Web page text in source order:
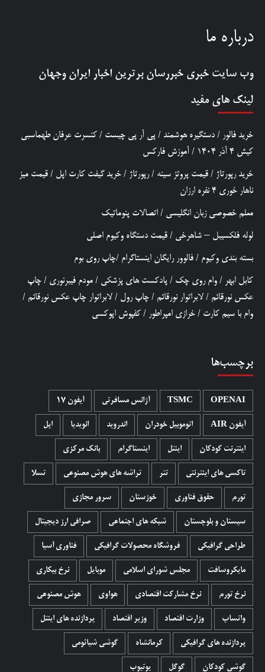
درباره ما
وب سایت خبری خبررسان برترین اخبار ایران وجهان
لینک های مفید
خرید فالور / دستگیره هوشمند / پی آر پی چیست / کنسرت عرفان طهماسبی
کیش 4 آذر 1404
/ آموزش فارکس
خرید رپورتاژ / قیمت پروتز سینه /رپورتاژ / خرید گیفت کارت اپل / قیمت میز
ناهار خوری 4 نفره ارزان
معلم خصوصی زبان انگلیسی / اتصالات پنوماتیک
لوله فلکسیبل – شاهرخی / قیمت دستگاه وکیوم اصلی
بسته بندی وکیوم / فالوور رایگان اینستاگرام /چاپ روی بوم
کابل ابهر / وام روی چک / پادکست های پزشکی / مودم فیبرنوری / چاپ
عکس نورقائم / لابراتوار نورقائم / چاپ رول / لابراتوار چاپ عکس نورقائم /
وام با سیم کارت / خرازی امپراطور / کفپوش اپوکسی
برچسب‌ها
OPENAI
TSMC آژانس مسافرتی آیفون 17
آیفون AIR اتوموبیل خودران اندروید انویدیا اپل
اینترنت کودکان اینتل اینستاگرام بانک مرکزی
تاکسی های اینترنتی تتر تراشه های هوش مصنوعی تسلا
تورم حقوق فناوری خوزستان سرور مجازی
سیستان و بلوچستان شبکه های اجتماعی صرافی ارز دیجیتال
طراحی گرافیکی فروشگاه محصولات گرافيکی فناوری آسیا
مایکروسافت مجلس شورای اسلامی موبایل نرخ بیکاری
نرخ تورم نرخ مشارکت اقتصادی هواوی هوش مصنوعی
واتساپ وزارت اقتصاد وزیر اقتصاد پردازنده های اینتل
پردازنده های گرافیکی کرمانشاه گوشی شیائومی
گوشی کودکان گوگل یوتیوب